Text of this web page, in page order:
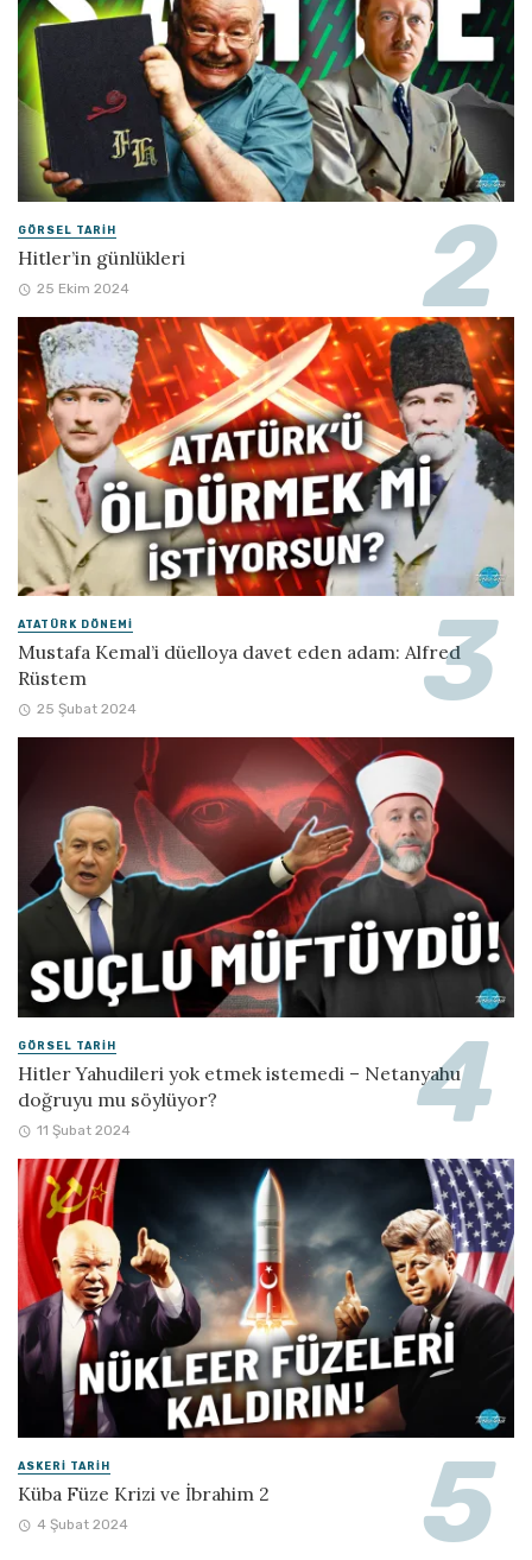
GÖRSEL TARIH
Hitler’in günlükleri
25 Ekim 2024
ATATÜRK DÖNEMI
Mustafa Kemal’i düelloya davet eden adam: Alfred
Rüstem
25 Şubat 2024
GÖRSEL TARIH
Hitler Yahudileri yok etmek istemedi – Netanyahu
doğruyu mu söylüyor?
11 Şubat 2024
ASKERI TARIH
Küba Füze Krizi ve İbrahim 2
4 Şubat 2024